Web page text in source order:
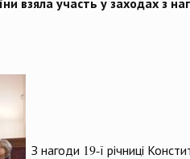
З нагоди 19-ї річниці